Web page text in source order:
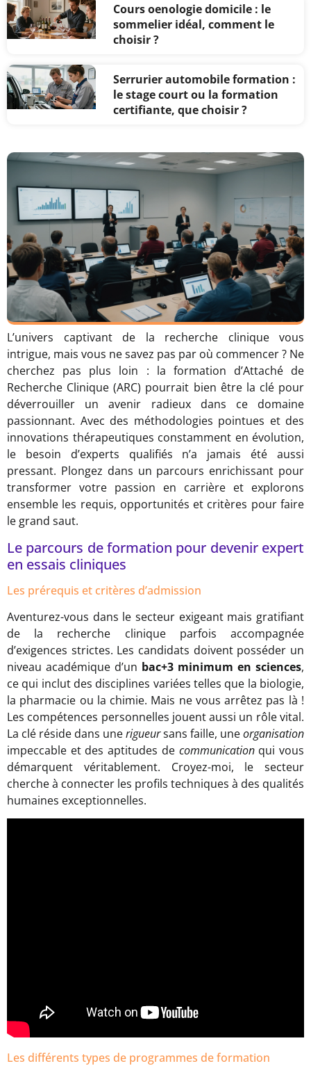
Cours oenologie domicile : le
sommelier idéal, comment le
choisir ?
Serrurier automobile formation :
le stage court ou la formation
certifiante, que choisir ?
L’univers captivant de la recherche clinique vous
intrigue, mais vous ne savez pas par où commencer ? Ne
cherchez pas plus loin : la formation d’Attaché de
Recherche Clinique (ARC) pourrait bien être la clé pour
déverrouiller un avenir radieux dans ce domaine
passionnant. Avec des méthodologies pointues et des
innovations thérapeutiques constamment en évolution,
le besoin d’experts qualifiés n’a jamais été aussi
pressant. Plongez dans un parcours enrichissant pour
transformer votre passion en carrière et explorons
ensemble les requis, opportunités et critères pour faire
le grand saut.
Le parcours de formation pour devenir expert
en essais cliniques
Les prérequis et critères d’admission
Aventurez-vous dans le secteur exigeant mais gratifiant
de la recherche clinique parfois accompagnée
d’exigences strictes. Les candidats doivent posséder un
niveau académique d’un bac+3 minimum en sciences,
ce qui inclut des disciplines variées telles que la biologie,
la pharmacie ou la chimie. Mais ne vous arrêtez pas là !
Les compétences personnelles jouent aussi un rôle vital.
La clé réside dans unerigueursans faille, uneorganisation
impeccable et des aptitudes de communicationqui vous
démarquent véritablement. Croyez-moi, le secteur
cherche à connecter les profils techniques à des qualités
humaines exceptionnelles.
Les différents types de programmes de formation